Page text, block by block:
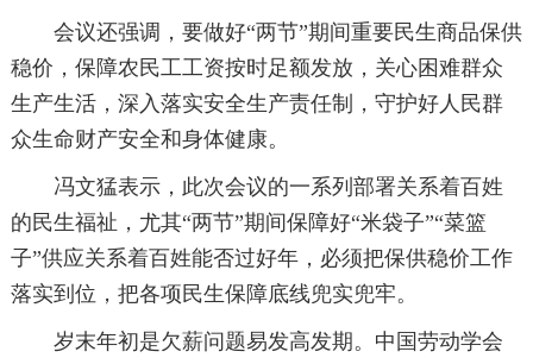
会议还强调，要做好“两节”期间重要民生商品保供
稳价，保障农民工工资按时足额发放，关心困难群众
生产生活，深入落实安全生产责任制，守护好人民群
众生命财产安全和身体健康。
冯文猛表示，此次会议的一系列部署关系着百姓
的民生福祉，尤其“两节”期间保障好“米袋子”“菜篮
子”供应关系着百姓能否过好年，必须把保供稳价工作
落实到位，把各项民生保障底线兜实兜牢。
岁末年初是欠薪问题易发高发期。中国劳动学会